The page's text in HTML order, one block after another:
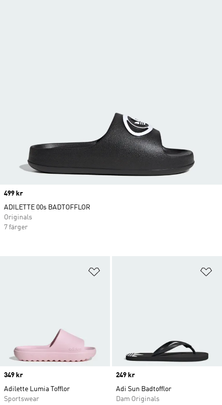
Price
349 kr
Adilette Lumia Tofflor
Sportswear
Price
249 kr
Adi Sun Badtofflor
Dam Originals
Price
499 kr
ADILETTE 00s BADTOFFLOR
Originals
7 färger